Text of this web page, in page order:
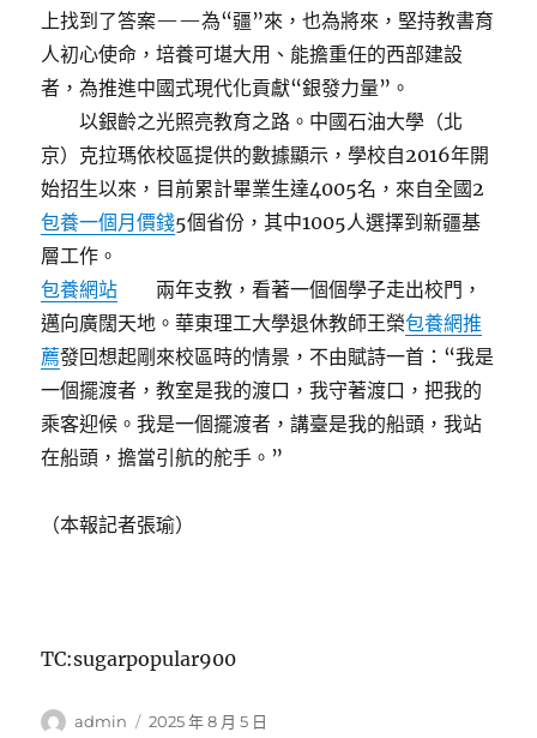
上找到了答案——為“疆”來，也為將來，堅持教書育
人初心使命，培養可堪大用、能擔重任的西部建設
者，為推進中國式現代化貢獻“銀發力量”。
以銀齡之光照亮教育之路。中國石油大學（北
京）克拉瑪依校區提供的數據顯示，學校自2016年開
始招生以來，目前累計畢業生達4005名，來自全國2
包養一個月價錢5個省份，其中1005人選擇到新疆基
層工作。
包養網站 兩年支教，看著一個個學子走出校門，
邁向廣闊天地。華東理工大學退休教師王榮包養網推
薦發回想起剛來校區時的情景，不由賦詩一首：“我是
一個擺渡者，教室是我的渡口，我守著渡口，把我的
乘客迎候。我是一個擺渡者，講臺是我的船頭，我站
在船頭，擔當引航的舵手。”
（本報記者張瑜）
TC:sugarpopular900
作
admin
發
2025 年 8 月 5 日